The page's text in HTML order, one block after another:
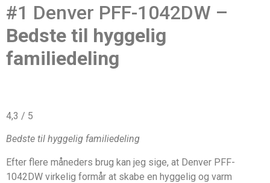
#1 Denver PFF-1042DW –
Bedste til hyggelig
familiedeling
4,3 / 5
Bedste til hyggelig familiedeling
Efter flere måneders brug kan jeg sige, at Denver PFF-
1042DW virkelig formår at skabe en hyggelig og varm